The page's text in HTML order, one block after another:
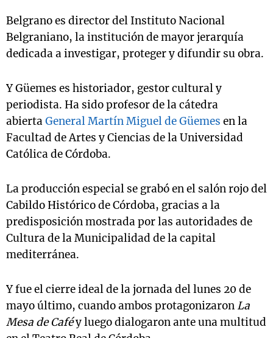
Belgrano es director del Instituto Nacional
Belgraniano, la institución de mayor jerarquía
dedicada a investigar, proteger y difundir su obra.
Y Güemes es historiador, gestor cultural y
periodista. Ha sido profesor de la cátedra
abiertaGeneral Martín Miguel de Güemes en la
Facultad de Artes y Ciencias de la Universidad
Católica de Córdoba.
La producción especial se grabó en el salón rojo del
Cabildo Histórico de Córdoba, gracias a la
predisposición mostrada por las autoridades de
Cultura de la Municipalidad de la capital
mediterránea.
Y fue el cierre ideal de la jornada del lunes 20 de
mayo último, cuando ambos protagonizaron La
Mesa de Caféy luego dialogaron ante una multitud